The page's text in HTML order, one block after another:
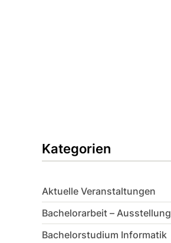
Kategorien
Aktuelle Veranstaltungen
Bachelorarbeit – Ausstellung
Bachelorstudium Informatik